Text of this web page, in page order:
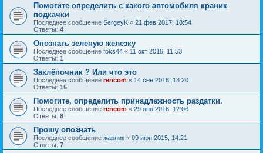
Помогите определить с какого автомобиля краник
подкачки
Последнее сообщение SergeyK « 21 фев 2017, 18:54
Ответы: 4
Опознать зеленую железку
Последнее сообщение foks44 « 11 окт 2016, 11:53
Ответы: 1
Заклёпочник ? Или что это
Последнее сообщение rencom « 14 сен 2016, 18:20
Ответы: 15
Помогите, определить принадлежность раздатки.
Последнее сообщение rencom « 29 янв 2016, 12:06
Ответы: 8
Прошу опознать
Последнее сообщение жарник « 09 июн 2015, 14:21
Ответы: 7